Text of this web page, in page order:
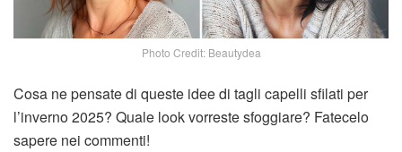
Photo Credit: Beautydea
Cosa ne pensate di queste idee di tagli capelli sfilati per
l’inverno 2025? Quale look vorreste sfoggiare? Fatecelo
sapere nei commenti!